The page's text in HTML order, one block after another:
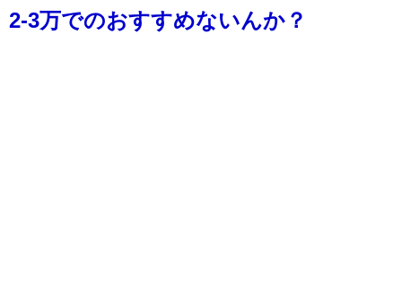
2-3万でのおすすめないんか？